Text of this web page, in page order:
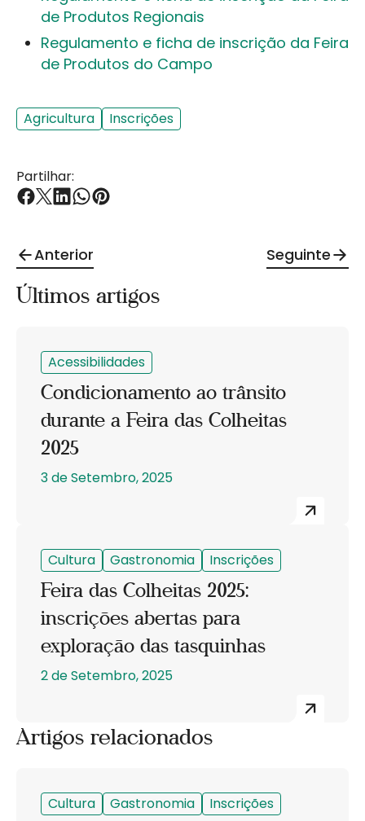
de Produtos Regionais
Regulamento e ficha de inscrição da Feira
de Produtos do Campo
Agricultura Inscrições
Partilhar:
Anterior Seguinte
Últimos artigos
Acessibilidades
Condicionamento ao trânsito
durante a Feira das Colheitas
2025
3 de Setembro, 2025
Cultura Gastronomia Inscrições
Feira das Colheitas 2025:
inscrições abertas para
exploração das tasquinhas
2 de Setembro, 2025
Artigos relacionados
Cultura Gastronomia Inscrições